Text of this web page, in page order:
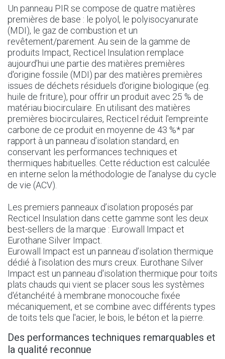
Un panneau PIR se compose de quatre matières
premières de base : le polyol, le polyisocyanurate
(MDI), le gaz de combustion et un
revêtement/parement. Au sein de la gamme de
produits Impact, Recticel Insulation remplace
aujourd’hui une partie des matières premières
d'origine fossile (MDI) par des matières premières
issues de déchets résiduels d'origine biologique (eg.
huile de friture), pour offrir un produit avec 25 % de
matériau biocirculaire. En utilisant des matières
premières biocirculaires, Recticel réduit l'empreinte
carbone de ce produit en moyenne de 43 %* par
rapport à un panneau d’isolation standard, en
conservant les performances techniques et
thermiques habituelles. Cette réduction est calculée
en interne selon la méthodologie de l’analyse du cycle
de vie (ACV).
Les premiers panneaux d’isolation proposés par
Recticel Insulation dans cette gamme sont les deux
best-sellers de la marque : Eurowall Impact et
Eurothane Silver Impact.
Eurowall Impact est un panneau d’isolation thermique
dédié à l’isolation des murs creux. Eurothane Silver
Impact est un panneau d'isolation thermique pour toits
plats chauds qui vient se placer sous les systèmes
d'étanchéité à membrane monocouche fixée
mécaniquement, et se combine avec différents types
de toits tels que l'acier, le bois, le béton et la pierre.
Des performances techniques remarquables et
la qualité reconnue